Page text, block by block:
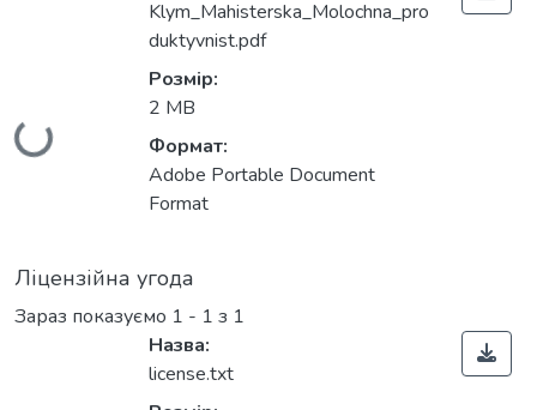
Вантажиться...
Klym_Mahisterska_Molochna_pro
duktyvnist.pdf
Розмір:
2 MB
Формат:
Adobe Portable Document
Format
Ліцензійна угода
Зараз показуємо 1 - 1 з 1
Назва:
license.txt